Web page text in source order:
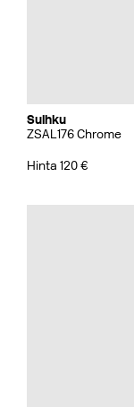
Suihku
ZSAL176 Chrome
Hinta 120 €